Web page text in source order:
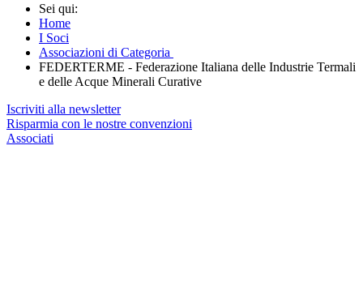
Sei qui:
Home
I Soci
Associazioni di Categoria
FEDERTERME - Federazione Italiana delle Industrie Termali
e delle Acque Minerali Curative
Iscriviti alla newsletter
Risparmia con le nostre convenzioni
Associati